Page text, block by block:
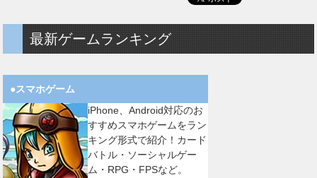
最新ゲームランキング
●スマホゲーム
iPhone、Android対応のお
すすめスマホゲームをラン
キング形式で紹介！カード
バトル・ソーシャルゲー
ム・RPG・FPSなど。